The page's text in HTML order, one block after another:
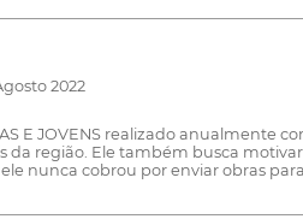
2022
E JOVENS realizado
da região. Ele também busca
nunca cobrou por enviar obras